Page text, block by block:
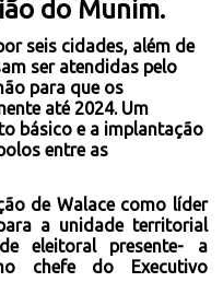
do Munim.
seis cidades, além de
ser atendidas pelo
para que os
até 2024. Um
básico e a implantação
entre as
de Walace como líder
a unidade territorial
eleitoral presente- a
chefe do Executivo